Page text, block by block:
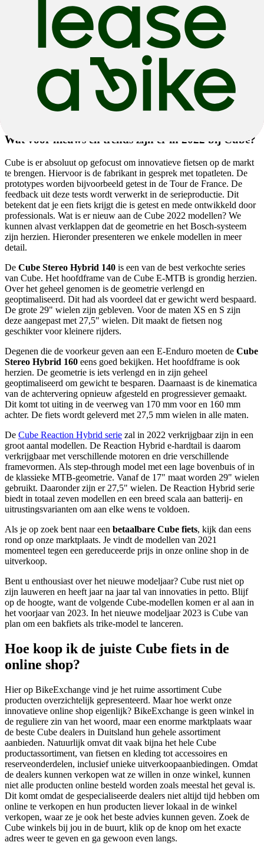
blogpost over koopadvies voor triatlonfietsen.
In het mountainbike segment vervangt de Reaction nu de oude LTD
met een nieuw aluminium frame en heeft grote schoenen te vullen.
Andere hoogtepunten zijn Cube's eerste kinderfiets, de Stereo Youth
140, en de NuRoad, waarmee Cube het gravelsegment heeft
betreden. De veelzijdige fiets moet alles aankunnen - asfalt, gravel,
modder. Een ander hoogtepunt is de nieuwe Agree Hybrid. Deze
laatste is de eerste e-roadfiets van Cube en is met de geïntegreerde
Fazua-aandrijving in de onderbuis een echte blikvanger die bijna
Wat voor nieuws en trends zijn er in 2022 bij Cube?
Cube is er absoluut op gefocust om innovatieve fietsen op de markt
te brengen. Hiervoor is de fabrikant in gesprek met topatleten. De
prototypes worden bijvoorbeeld getest in de Tour de France. De
feedback uit deze tests wordt verwerkt in de serieproductie. Dit
betekent dat je een fiets krijgt die is getest en mede ontwikkeld door
professionals. Wat is er nieuw aan de Cube 2022 modellen? We
kunnen alvast verklappen dat de geometrie en het Bosch-systeem
zijn herzien. Hieronder presenteren we enkele modellen in meer
detail.
De Cube Stereo Hybrid 140 is een van de best verkochte series
van Cube. Het hoofdframe van de Cube E-MTB is grondig herzien.
Over het geheel genomen is de geometrie verlengd en
geoptimaliseerd. Dit had als voordeel dat er gewicht werd bespaard.
De grote 29" wielen zijn gebleven. Voor de maten XS en S zijn
deze aangepast met 27,5" wielen. Dit maakt de fietsen nog
geschikter voor kleinere rijders.
Degenen die de voorkeur geven aan een E-Enduro moeten de Cube
Stereo Hybrid 160 eens goed bekijken. Het hoofdframe is ook
herzien. De geometrie is iets verlengd en in zijn geheel
geoptimaliseerd om gewicht te besparen. Daarnaast is de kinematica
van de achtervering opnieuw afgesteld en progressiever gemaakt.
Dit komt tot uiting in de veerweg van 170 mm voor en 160 mm
achter. De fiets wordt geleverd met 27,5 mm wielen in alle maten.
De Cube Reaction Hybrid serie zal in 2022 verkrijgbaar zijn in een
groot aantal modellen. De Reaction Hybrid e-hardtail is daarom
verkrijgbaar met verschillende motoren en drie verschillende
framevormen. Als step-through model met een lage bovenbuis of in
de klassieke MTB-geometrie. Vanaf de 17" maat worden 29" wielen
gebruikt. Daaronder zijn er 27,5" wielen. De Reaction Hybrid serie
biedt in totaal zeven modellen en een breed scala aan batterij- en
uitrustingsvarianten om aan elke wens te voldoen.
Als je op zoek bent naar een betaalbare Cube fiets, kijk dan eens
rond op onze marktplaats. Je vindt de modellen van 2021
momenteel tegen een gereduceerde prijs in onze online shop in de
uitverkoop.
Bent u enthousiast over het nieuwe modeljaar? Cube rust niet op
zijn lauweren en heeft jaar na jaar tal van innovaties in petto. Blijf
op de hoogte, want de volgende Cube-modellen komen er al aan in
het voorjaar van 2023. In het nieuwe modeljaar 2023 is Cube van
plan om een bakfiets als trike-model te lanceren.
Hoe koop ik de juiste Cube fiets in de
online shop?
Hier op BikeExchange vind je het ruime assortiment Cube
producten overzichtelijk gepresenteerd. Maar hoe werkt onze
innovatieve online shop eigenlijk? BikeExchange is geen winkel in
de reguliere zin van het woord, maar een enorme marktplaats waar
de beste Cube dealers in Duitsland hun gehele assortiment
aanbieden. Natuurlijk omvat dit vaak bijna het hele Cube
productassortiment, van fietsen en kleding tot accessoires en
reserveonderdelen, inclusief unieke uitverkoopaanbiedingen. Omdat
de dealers kunnen verkopen wat ze willen in onze winkel, kunnen
niet alle producten online besteld worden zoals meestal het geval is.
Dit komt omdat de gespecialiseerde dealers niet altijd tijd hebben om
online te verkopen en hun producten liever lokaal in de winkel
verkopen, waar ze je ook het beste advies kunnen geven. Zoek de
Cube winkels bij jou in de buurt, klik op de knop om het exacte
adres weer te geven en ga gewoon even langs.